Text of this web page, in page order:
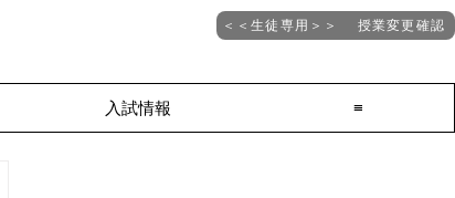
＜＜生徒専用＞＞ 授業変更確認
入試情報 ≡